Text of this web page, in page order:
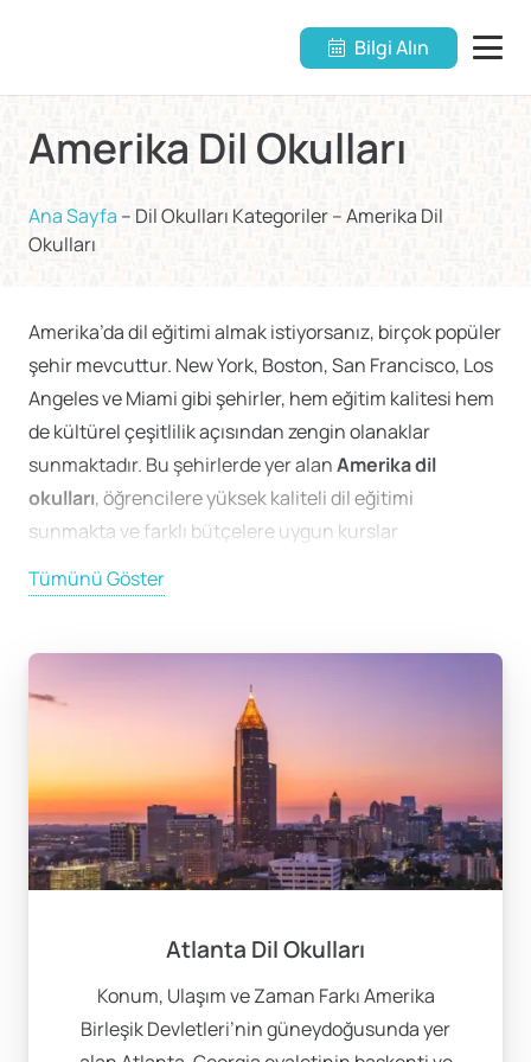
Bilgi Alın
Amerika Dil Okulları
Ana Sayfa – Dil Okulları Kategoriler–Amerika Dil
Okulları
Amerika’da dil eğitimi almak istiyorsanız, birçok popüler
şehir mevcuttur. New York, Boston, San Francisco, Los
Angeles ve Miami gibi şehirler, hem eğitim kalitesi hem
de kültürel çeşitlilik açısından zengin olanaklar
sunmaktadır. Bu şehirlerde yer alanAmerika dil
okulları, öğrencilere yüksek kaliteli dil eğitimi
sunmakta ve farklı bütçelere uygun kurslar
kalmayacak, aynı zamanda farklı kültürleri tanıma
fırsatı da bulacaksınız. Yerel etkinliklere katılabilir,
müze ve sanat galerilerini ziyaret edebilir ve farklı
yemek deneyimlerini keşfedebilirsiniz. Bu sosyal
etkileşimler, İngilizce becerilerinizi geliştirmek için
harika bir ortam sağlar.
Amerika’da dil eğitimi almak, eğitim fırsatları açısından
almanın en büyük avantajlarından biri, esnek
ders programları ve çeşitli eğitim seçenekleri
sunmasıdır. Geniş bir kurs yelpazesi ile kişisel
Tümünü Göster
Atlanta Dil Okulları
Konum, Ulaşım ve Zaman Farkı Amerika
Birleşik Devletleri’nin güneydoğusunda yer